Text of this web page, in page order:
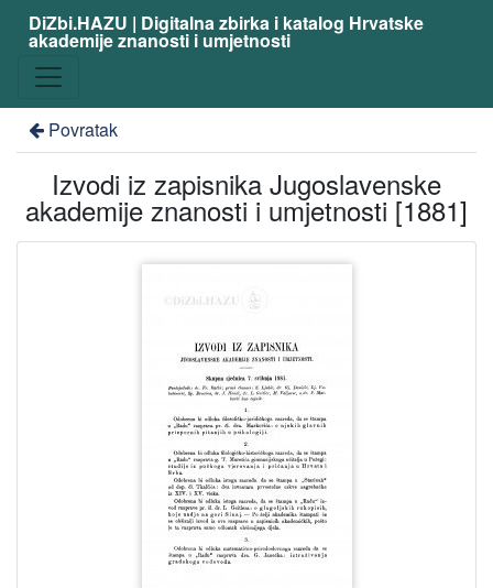
DiZbi.HAZU | Digitalna zbirka i katalog Hrvatske
akademije znanosti i umjetnosti
Povratak
Izvodi iz zapisnika Jugoslavenske
akademije znanosti i umjetnosti [1881]